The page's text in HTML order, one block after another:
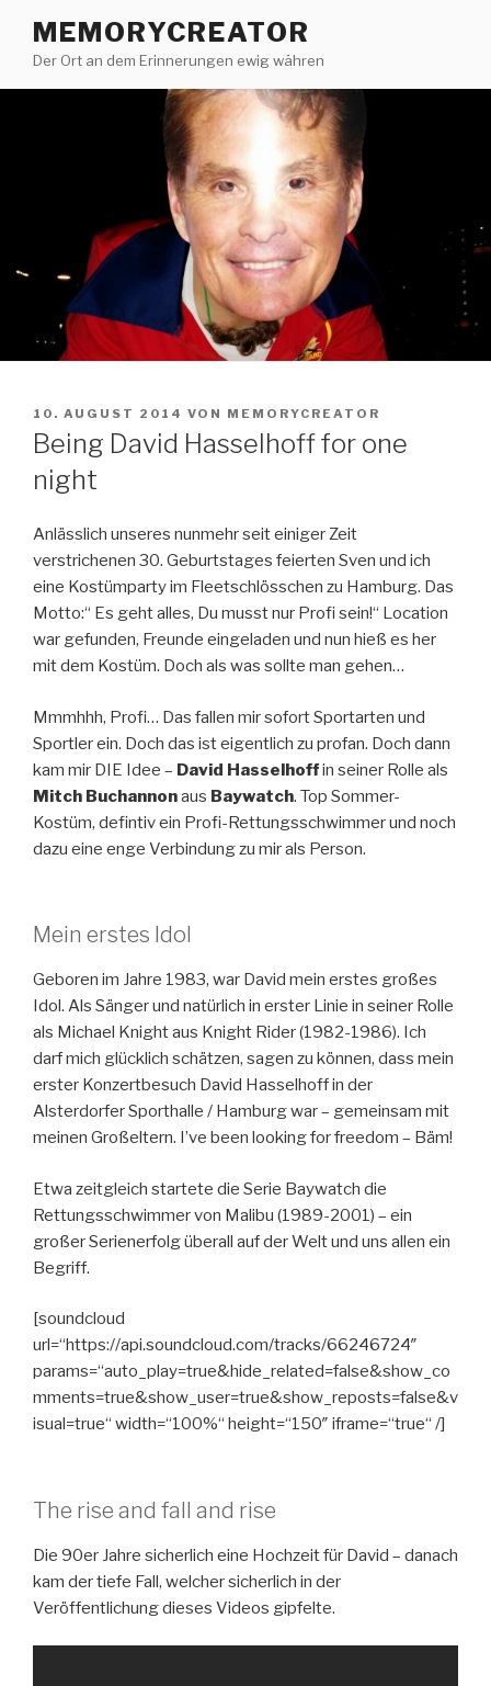
Inhalt
springen
MEMORYCREATOR
Der Ort an dem Erinnerungen ewig währen
VERÖFFENTLICHT
AM
10. AUGUST 2014 VON MEMORYCREATOR
Being David Hasselhoff for one
night
Anlässlich unseres nunmehr seit einiger Zeit
verstrichenen 30. Geburtstages feierten Sven und ich
eine Kostümparty im Fleetschlösschen zu Hamburg. Das
Motto:“ Es geht alles, Du musst nur Profi sein!“ Location
war gefunden, Freunde eingeladen und nun hieß es her
mit dem Kostüm. Doch als was sollte man gehen…
Mmmhhh, Profi… Das fallen mir sofort Sportarten und
Sportler ein. Doch das ist eigentlich zu profan. Doch dann
kam mir DIE Idee – David Hasselhoffin seiner Rolle als
Mitch Buchannonaus Baywatch. Top Sommer-
Kostüm, defintiv ein Profi-Rettungsschwimmer und noch
dazu eine enge Verbindung zu mir als Person.
Mein erstes Idol
Geboren im Jahre 1983, war David mein erstes großes
Idol. Als Sänger und natürlich in erster Linie in seiner Rolle
als Michael Knight aus Knight Rider (1982-1986). Ich
darf mich glücklich schätzen, sagen zu können, dass mein
erster Konzertbesuch David Hasselhoff in der
Alsterdorfer Sporthalle / Hamburg war – gemeinsam mit
meinen Großeltern. I’ve been looking for freedom – Bäm!
Etwa zeitgleich startete die Serie Baywatch die
Rettungsschwimmer von Malibu (1989-2001) – ein
großer Serienerfolg überall auf der Welt und uns allen ein
Begriff.
[soundcloud
url=“https://api.soundcloud.com/tracks/66246724″
params=“auto_play=true&hide_related=false&show_co
mments=true&show_user=true&show_reposts=false&v
isual=true“ width=“100%“ height=“150″ iframe=“true“ /]
The rise and fall and rise
Die 90er Jahre sicherlich eine Hochzeit für David – danach
kam der tiefe Fall, welcher sicherlich in der
Veröffentlichung dieses Videos gipfelte.